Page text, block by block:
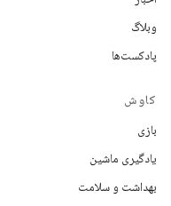
وبلاگ
پادکست‌ها
کاوش
بازی
یادگیری ماشین
بهداشت و سلامت